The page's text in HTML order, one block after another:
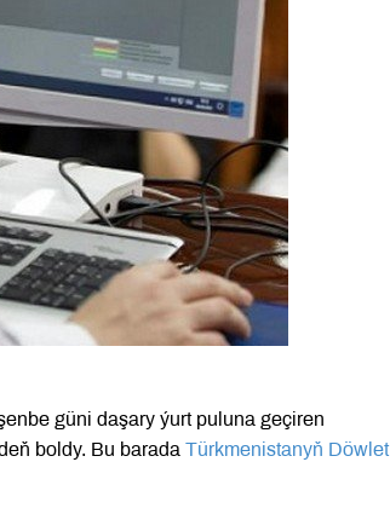
güni daşary ýurt puluna geçiren
boldy. Bu barada Türkmenistanyň Döwlet